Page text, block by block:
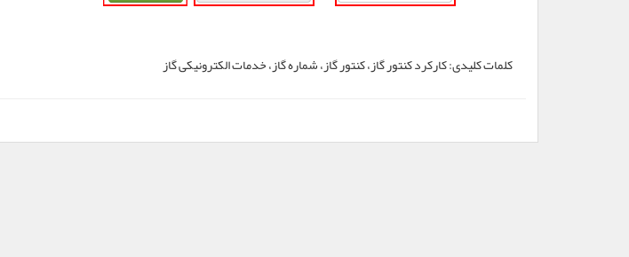
کلمات کلیدی:کارکرد کنتور گاز، کنتور گاز، شماره گاز، خدمات الکترونیکی گاز